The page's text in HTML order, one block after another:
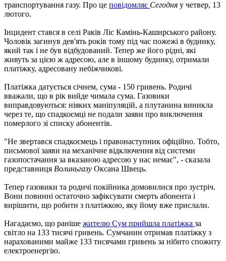
транспортування газу. Про це повідомляє Сегодня у четвер, 13
лютого.
Інцидент стався в селі Раків Ліс Камінь-Каширського району.
Чоловік загинув дев'ять років тому під час пожежі в будинку,
який так і не був відбудований. Тепер же його рідні, які
живуть за цією ж адресою, але в іншому будинку, отримали
платіжку, адресовану небіжчикові.
Платіжка датується січнем, сума - 150 гривень. Родичі
вважали, що в рік вийде чимала сума. Газовики
виправдовуються: ніяких маніпуляцій, а плутанина виникла
через те, що спадкоємці не подали заяви про виключення
померлого зі списку абонентів.
"Не звертався спадкоємець і правонаступник офіційно. Тобто,
письмової заяви на механічне відключення від системи
газопостачання за вказаною адресою у нас немає", - сказала
представниця Волиньгазу Оксана Швець.
Тепер газовики та родичі покійника домовилися про зустріч.
Вони повинні остаточно зафіксувати смерть абонента і
вирішити, що робити з платіжкою, яку йому вже прислали.
Нагадаємо, що раніше жителю Сум прийшла платіжка за
світло на 133 тисячі гривень. Сумчанин отримав платіжку з
нарахованими майже 133 тисячами гривень за нібито спожиту
електроенергію.